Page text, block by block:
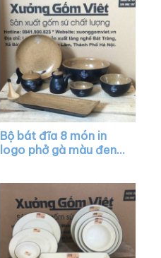
Bộ bát đĩa 8 món in
logo phở gà màu đen